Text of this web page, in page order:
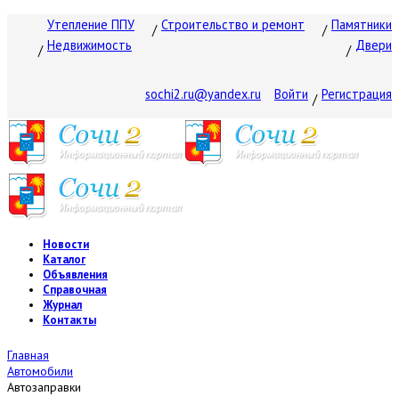
Утепление ППУ Строительство и ремонт
Памятники
Недвижимость
Двери
sochi2.ru@yandex.ru Войти Регистрация
Новости
Каталог
Объявления
Справочная
Журнал
Контакты
Главная
Автомобили
Автозаправки